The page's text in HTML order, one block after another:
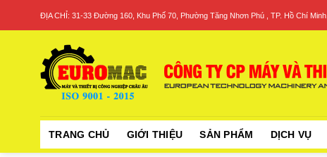
ĐỊA CHỈ: 31-33 Đường 160, Khu Phố 70, Phường Tăng Nhơn Phú , TP. Hồ Chí Minh.
TRANG CHỦ GIỚI THIỆU SẢN PHẨM DỊCH VỤ